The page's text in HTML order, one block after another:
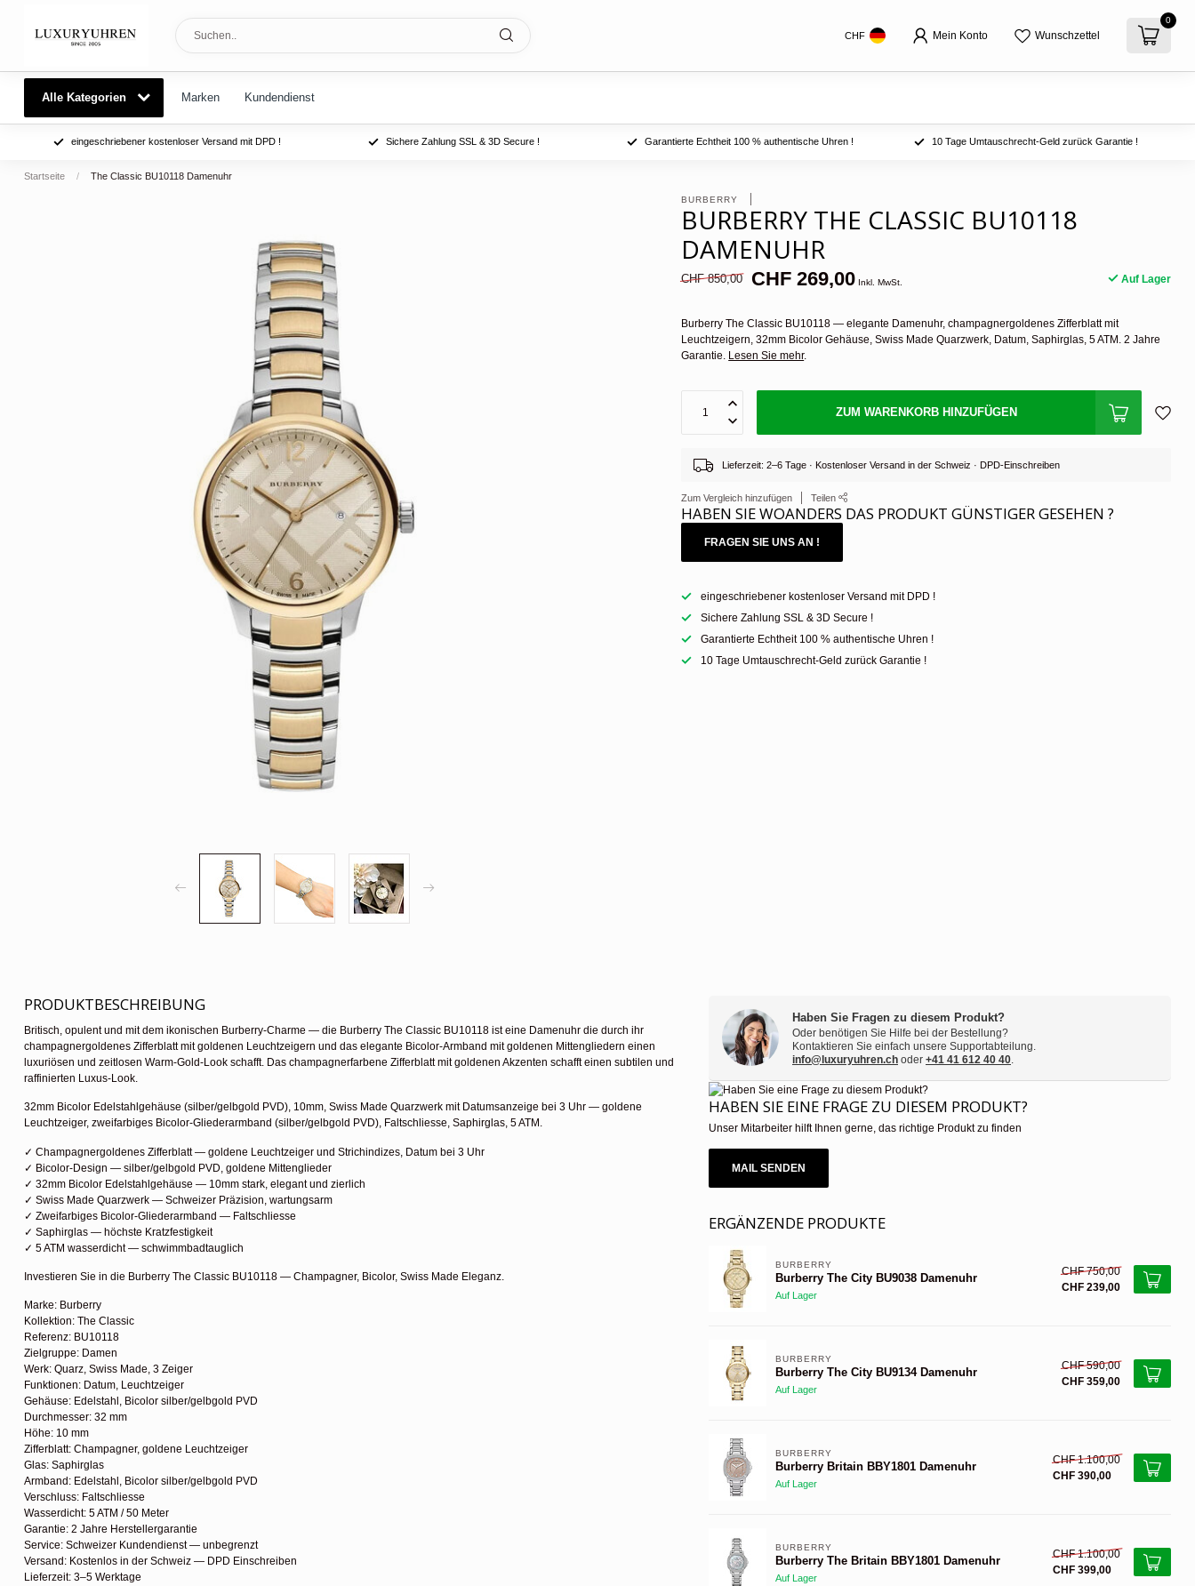
CHF Mein Konto Wunschzettel
0
Alle Kategorien Marken Kundendienst
eingeschriebener kostenloser Versand mit DPD ! Sichere Zahlung SSL & 3D Secure ! Garantierte Echtheit 100 % authentische Uhren ! 10 Tage Umtauschrecht-Geld zurück Garantie !
Startseite / The Classic BU10118 Damenuhr
BURBERRY
BURBERRY THE CLASSIC BU10118
DAMENUHR
CHF 850,00 CHF 269,00 Inkl. MwSt. Auf Lager
Burberry The Classic BU10118 — elegante Damenuhr, champagnergoldenes Zifferblatt mit
Leuchtzeigern, 32mm Bicolor Gehäuse, Swiss Made Quarzwerk, Datum, Saphirglas, 5 ATM. 2 Jahre
Garantie. Lesen Sie mehr.
ZUM WARENKORB HINZUFÜGEN
Lieferzeit: 2–6 Tage · Kostenloser Versand in der Schweiz · DPD-Einschreiben
Zum Vergleich hinzufügen Teilen
HABEN SIE WOANDERS DAS PRODUKT GÜNSTIGER GESEHEN ?
FRAGEN SIE UNS AN !
eingeschriebener kostenloser Versand mit DPD !
Sichere Zahlung SSL & 3D Secure !
Garantierte Echtheit 100 % authentische Uhren !
10 Tage Umtauschrecht-Geld zurück Garantie !
PRODUKTBESCHREIBUNG
Britisch, opulent und mit dem ikonischen Burberry-Charme — die Burberry The Classic BU10118 ist eine Damenuhr die durch ihr
champagnergoldenes Zifferblatt mit goldenen Leuchtzeigern und das elegante Bicolor-Armband mit goldenen Mittengliedern einen
luxuriösen und zeitlosen Warm-Gold-Look schafft. Das champagnerfarbene Zifferblatt mit goldenen Akzenten schafft einen subtilen und
raffinierten Luxus-Look.
32mm Bicolor Edelstahlgehäuse (silber/gelbgold PVD), 10mm, Swiss Made Quarzwerk mit Datumsanzeige bei 3 Uhr — goldene
Leuchtzeiger, zweifarbiges Bicolor-Gliederarmband (silber/gelbgold PVD), Faltschliesse, Saphirglas, 5 ATM.
✓ Champagnergoldenes Zifferblatt — goldene Leuchtzeiger und Strichindizes, Datum bei 3 Uhr
✓ Bicolor-Design — silber/gelbgold PVD, goldene Mittenglieder
✓ 32mm Bicolor Edelstahlgehäuse — 10mm stark, elegant und zierlich
✓ Swiss Made Quarzwerk — Schweizer Präzision, wartungsarm
✓ Zweifarbiges Bicolor-Gliederarmband — Faltschliesse
✓ Saphirglas — höchste Kratzfestigkeit
✓ 5 ATM wasserdicht — schwimmbadtauglich
Investieren Sie in die Burberry The Classic BU10118 — Champagner, Bicolor, Swiss Made Eleganz.
Marke: Burberry
Kollektion: The Classic
Referenz: BU10118
Zielgruppe: Damen
Werk: Quarz, Swiss Made, 3 Zeiger
Funktionen: Datum, Leuchtzeiger
Gehäuse: Edelstahl, Bicolor silber/gelbgold PVD
Durchmesser: 32 mm
Höhe: 10 mm
Zifferblatt: Champagner, goldene Leuchtzeiger
Glas: Saphirglas
Armband: Edelstahl, Bicolor silber/gelbgold PVD
Verschluss: Faltschliesse
Wasserdicht: 5 ATM / 50 Meter
Garantie: 2 Jahre Herstellergarantie
Service: Schweizer Kundendienst — unbegrenzt
Versand: Kostenlos in der Schweiz — DPD Einschreiben
Lieferzeit: 3–5 Werktage
Haben Sie Fragen zu diesem Produkt?
Oder benötigen Sie Hilfe bei der Bestellung?
Kontaktieren Sie einfach unsere Supportabteilung.
info@luxuryuhren.ch oder +41 41 612 40 40.
HABEN SIE EINE FRAGE ZU DIESEM PRODUKT?
Unser Mitarbeiter hilft Ihnen gerne, das richtige Produkt zu finden
MAIL SENDEN
ERGÄNZENDE PRODUKTE
BURBERRY
Burberry The City BU9038 Damenuhr
Auf Lager
CHF 750,00
CHF 239,00
BURBERRY
Burberry The City BU9134 Damenuhr
Auf Lager
CHF 590,00
CHF 359,00
BURBERRY
Burberry Britain BBY1801 Damenuhr
Auf Lager
CHF 1.100,00
CHF 390,00
BURBERRY
Burberry The Britain BBY1801 Damenuhr
Auf Lager
CHF 1.100,00
CHF 399,00